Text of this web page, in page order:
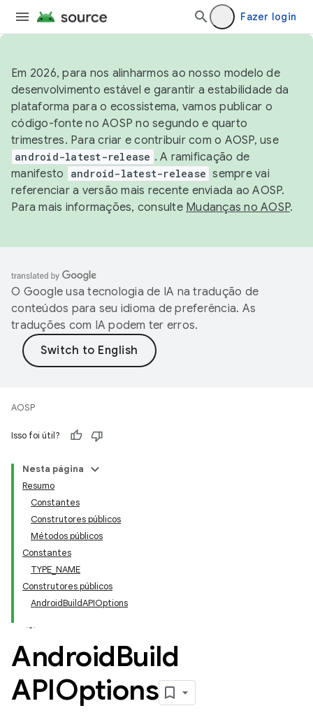
Fazer login
Em 2026, para nos alinharmos ao nosso modelo de
desenvolvimento estável e garantir a estabilidade da
plataforma para o ecossistema, vamos publicar o
código-fonte no AOSP no segundo e quarto
trimestres. Para criar e contribuir com o AOSP, use
android-latest-release . A ramificação de
manifesto
android-latest-release sempre vai
referenciar a versão mais recente enviada ao AOSP.
Para mais informações, consulte Mudanças no AOSP.
O Google usa tecnologia de IA na tradução de
conteúdos para seu idioma de preferência. As
traduções com IA podem ter erros.
AOSP
Isso foi útil?
Nesta página
Resumo
Constantes
Construtores públicos
Métodos públicos
Constantes
TYPE_NAME
Construtores públicos
AndroidBuildAPIOptions
AndroidBuild
APIOptions